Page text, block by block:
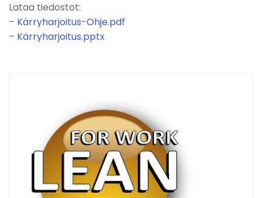
Lataa tiedostot:
– Kärryharjoitus-Ohje.pdf
– Kärryharjoitus.pptx